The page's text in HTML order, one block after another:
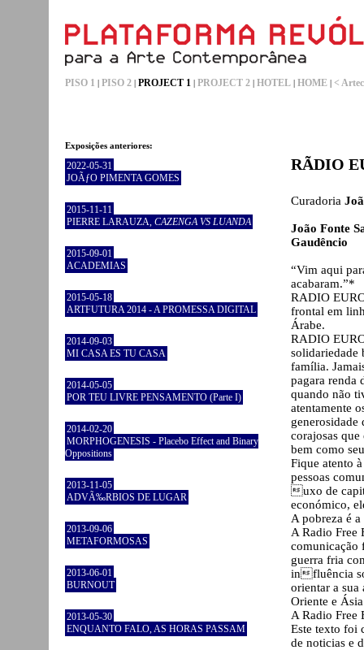
PISO 1 | PISO 2 | PROJECT 1 | PROJECT 2 | HOTEL | HOME | <
Exposições anteriores:
2022-05-31
JOÃƒO PIMENTA GOMES
2015-11-11
PIERRE LARAUZA, CAZENGA VS LUANDA
2015-09-01
ACADEMIAS
2015-05-18
ARTFUTURA 2014 - A PROMESSA DIGITAL
2014-09-03
MI CASA ES TU CASA
2014-05-05
POR TEU LIVRE PENSAMENTO (Parte I)
2014-02-20
MORPHOGENESIS - Placebo Effect and Binary
Oppositions
2013-11-05
ADVÃ‰RBIOS DE LUGAR
2013-09-06
METAFORMOSAS
2013-06-01
BURNOUT
2013-05-30
ENQUANTO FALO, AS HORAS PASSAM
RÃDIO
Curadoria
João Fonte
Gaudêncio
“Vim aqui
acabaram.”*
RADIO
frontal em
Árabe.
RADIO
solidariedade
família.
pagara renda
quando não
atentamente
corajosas
bem como
Fique atento
pessoas
uxo de
económico,
A pobreza é
A Radio Free
comunicação
guerra fria
influência
orientar a sua
Oriente e
A Radio Free
Este texto foi
de noticias e